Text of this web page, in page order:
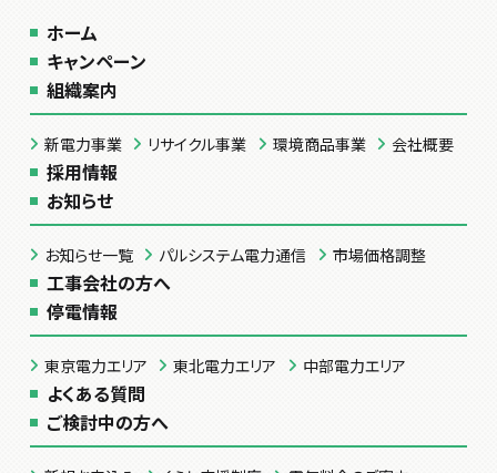
ホーム
キャンペーン
組織案内
新電力事業 リサイクル事業 環境商品事業 会社概要
採用情報
お知らせ
お知らせ一覧 パルシステム電力通信 市場価格調整
工事会社の方へ
停電情報
東京電力エリア 東北電力エリア 中部電力エリア
よくある質問
ご検討中の方へ